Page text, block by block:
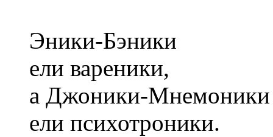
Эники-Бэники
ели вареники,
а Джоники-Мнемоники
ели психотроники.